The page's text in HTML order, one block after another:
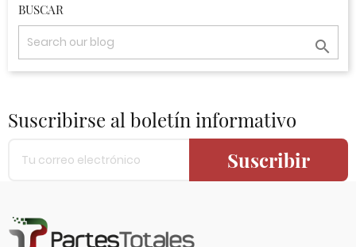
BUSCAR

Suscribirse al boletín informativo
Suscribir